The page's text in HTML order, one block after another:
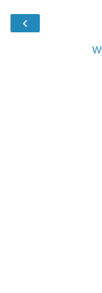
‹